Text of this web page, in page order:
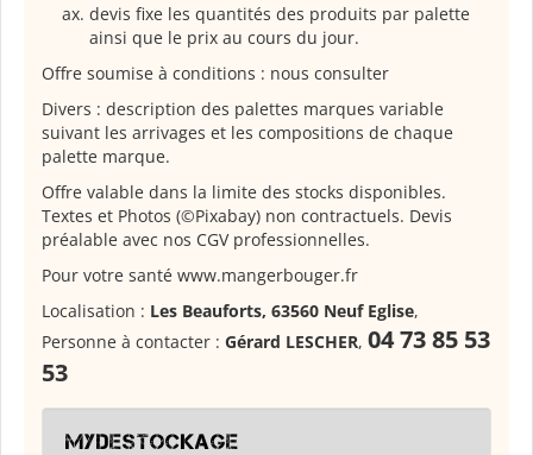
devis fixe les quantités des produits par palette
ainsi que le prix au cours du jour.
Offre soumise à conditions : nous consulter
Divers : description des palettes marques variable
suivant les arrivages et les compositions de chaque
palette marque.
Offre valable dans la limite des stocks disponibles.
Textes et Photos (©Pixabay) non contractuels. Devis
préalable avec nos CGV professionnelles.
Pour votre santé www.mangerbouger.fr
Localisation : Les Beauforts, 63560 Neuf Eglise,
Personne à contacter : Gérard LESCHER, 04 73 85 53
53
Mydestockage